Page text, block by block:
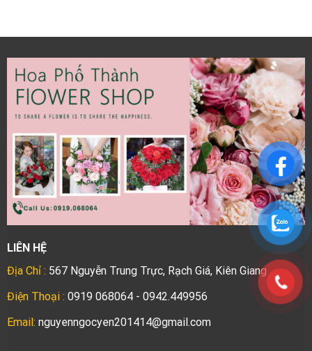
LIÊN HỆ
Địa Chỉ : 567 Nguyễn Trung Trực, Rạch Giá, Kiên Giang
Điện Thoại : 0919 068064 - 0942.449956
Email: nguyenngocyen201414@gmail.com